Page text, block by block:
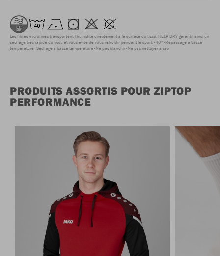
Les fibres microfines transportent l'humidité directement à la surface du tissu. KEEP DRY garantit ainsi un
séchage très rapide du tissu et vous évite de vous refroidir pendant le sport. 40° Repassage à basse
température Séchage à basse température Ne pas blanchir Ne pas nettoyer à sec
PRODUITS ASSORTIS POUR ZIPTOP
PERFORMANCE